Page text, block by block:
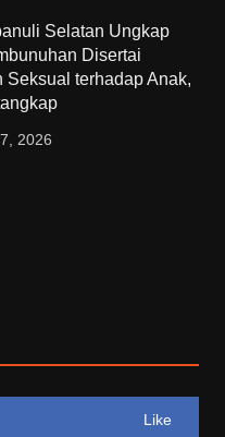
Selatan Ungkap
Disertai
Seksual terhadap Anak,
2026
Like